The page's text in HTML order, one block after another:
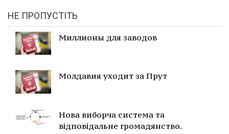
НЕ ПРОПУСТІТЬ
Миллионы для заводов
Молдавия уходит за Прут
Нова виборча система та
відповідальне громадянство.